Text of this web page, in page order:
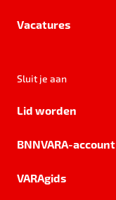
Vacatures
Sluit je aan
Lid worden
BNNVARA-account
VARAgids